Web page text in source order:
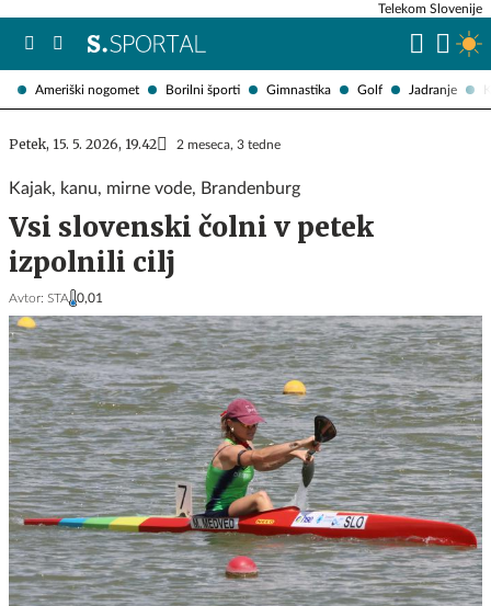
Ameriški nogomet Borilni športi Gimnastika Golf Jadranje
Telekom Slovenije
Petek, 15. 5. 2026, 19.42 2 meseca, 3 tedne
Kajak, kanu, mirne vode, Brandenburg
Vsi slovenski čolni v petek
izpolnili cilj
Avtor: STA 0,01